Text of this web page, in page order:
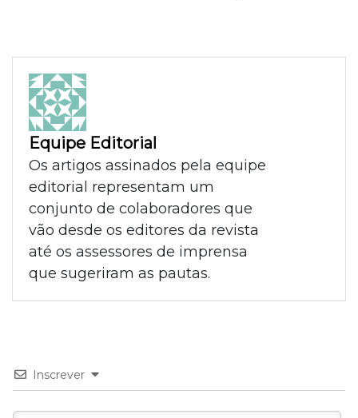
Equipe Editorial
Os artigos assinados pela equipe
editorial representam um
conjunto de colaboradores que
vão desde os editores da revista
até os assessores de imprensa
que sugeriram as pautas.
Inscrever